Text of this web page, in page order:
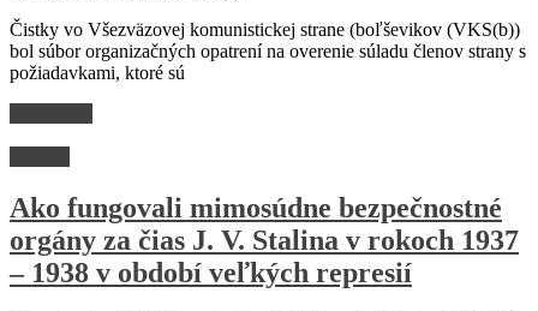
Čistky vo Všezväzovej komunistickej strane (boľševikov (VKS(b))
bol súbor organizačných opatrení na overenie súladu členov strany s
požiadavkami, ktoré sú
Ako fungovali mimosúdne bezpečnostné
orgány za čias J. V. Stalina v rokoch 1937
– 1938 v období veľkých represií